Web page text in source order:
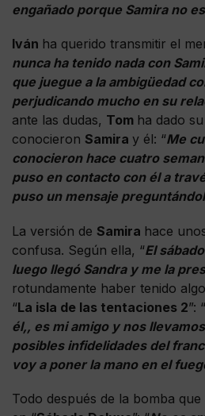
engañado porque Samira no
Iván ha querido transmitir el
nunca ha tenido nada con
que juegue a la ambigüedad
perjudicando mucho en su
ante las dudas, Tom ha dado
conocieron Samira y él: “Me
conocieron hace cuatro
puso en contacto con él a
puso un mensaje
La versión de Samira hace
confusa. Según ella, “El
luego llegó Sandra y me la
rotundamente haber tenido
“La isla de las tentaciones 2”: “
él,, es mi amigo y nos
posibles infidelidades del
voy a poner la mano en el
Todo después de la bomba que